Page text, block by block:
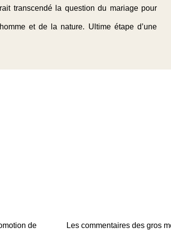
transcendé la question du mariage pour
et de la nature. Ultime étape d’une
de
Les commentaires des gros